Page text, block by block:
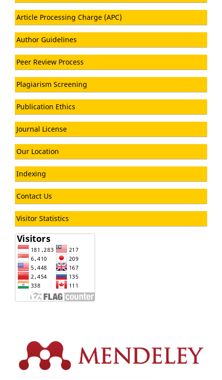
Article Processing Charge (APC)
Author Guidelines
Peer Review Process
Plagiarism Screening
Publication Ethics
Journal License
Our Location
Indexing
Contact Us
Visitor Statistics